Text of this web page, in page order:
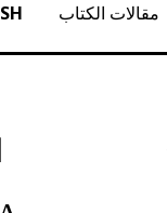
مقالات الكتاب